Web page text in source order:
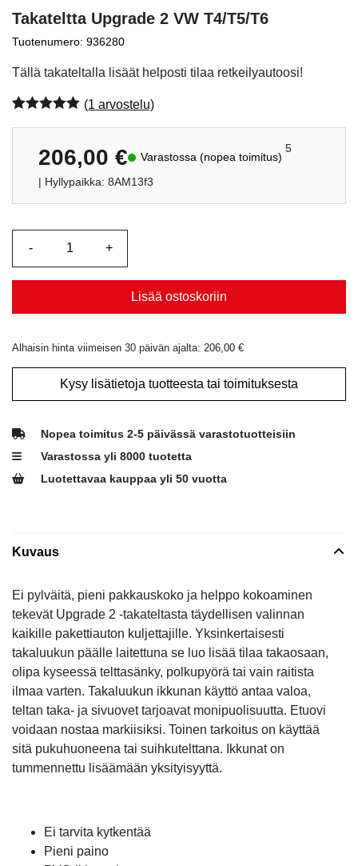
Takateltta Upgrade 2 VW T4/T5/T6
Tuotenumero: 936280
Tällä takateltalla lisäät helposti tilaa retkeilyautoosi!
perustuen
asiakkaan
(1 arvostelu)
206,00 € Varastossa (nopea toimitus)
5
| Hyllypaikka: 8AM13f3
Lisää ostoskoriin
Alhaisin hinta viimeisen 30 päivän ajalta: 206,00 €
Kysy lisätietoja tuotteesta tai toimituksesta
Nopea toimitus 2-5 päivässä varastotuotteisiin
Varastossa yli 8000 tuotetta
Luotettavaa kauppaa yli 50 vuotta
Kuvaus
Ei pylväitä, pieni pakkauskoko ja helppo kokoaminen
tekevät Upgrade 2 -takateltasta täydellisen valinnan
kaikille pakettiauton kuljettajille. Yksinkertaisesti
takaluukun päälle laitettuna se luo lisää tilaa takaosaan,
olipa kyseessä telttasänky, polkupyörä tai vain raitista
ilmaa varten. Takaluukun ikkunan käyttö antaa valoa,
teltan taka- ja sivuovet tarjoavat monipuolisuutta. Etuovi
voidaan nostaa markiisiksi. Toinen tarkoitus on käyttää
sitä pukuhuoneena tai suihkutelttana. Ikkunat on
tummennettu lisäämään yksityisyyttä.
Ei tarvita kytkentää
Pieni paino